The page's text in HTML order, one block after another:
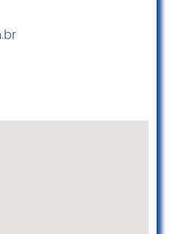
resolvido sem ter
fica gastando
transporte
todas as minhas